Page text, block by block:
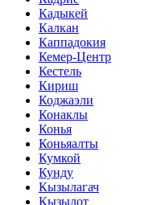
Кадыкей
Калкан
Каппадокия
Кемер-Центр
Кестель
Кириш
Коджаэли
Конаклы
Конья
Коньяалты
Кумкой
Кунду
Кызылагач
Кызылот